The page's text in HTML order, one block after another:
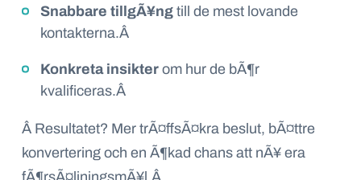
Snabbare tillgÃ¥ngtill de mest lovande
kontakterna.Â
Konkreta insikterom hur de bÃ¶r
kvalificeras.Â
Â Resultatet? Mer trÃ¤ffsÃ¤kra beslut, bÃ¤ttre
konvertering och en Ã¶kad chans att nÃ¥ era
fÃ¶rsÃ¤ljningsmÃ¥l. Â